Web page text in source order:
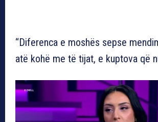
“Diferenca e moshës sepse
atë kohë me të tijat, e kuptova që